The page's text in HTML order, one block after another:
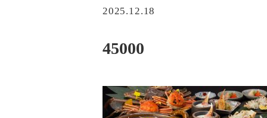
2025.12.18
45000